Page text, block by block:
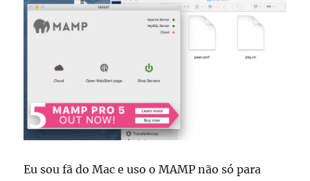
Eu sou fã do Mac e uso o MAMP não só para